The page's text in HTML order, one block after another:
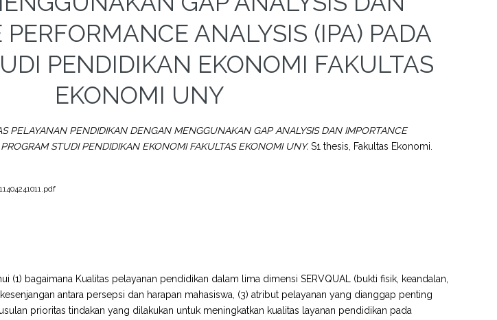
ANALYSIS (IPA) PADA
PENDIDIKAN EKONOMI FAKULTAS
EKONOMI UNY
PELAYANAN PENDIDIKAN DENGAN MENGGUNAKAN GAP ANALYSIS DAN IMPORTANCE
STUDI PENDIDIKAN EKONOMI FAKULTAS EKONOMI UNY. S1 thesis, Fakultas Ekonomi.
(1) bagaimana Kualitas pelayanan pendidikan dalam lima dimensi SERVQUAL (bukti fisik, keandalan,
antara persepsi dan harapan mahasiswa, (3) atribut pelayanan yang dianggap penting
prioritas tindakan yang dilakukan untuk meningkatkan kualitas layanan pendidikan pada